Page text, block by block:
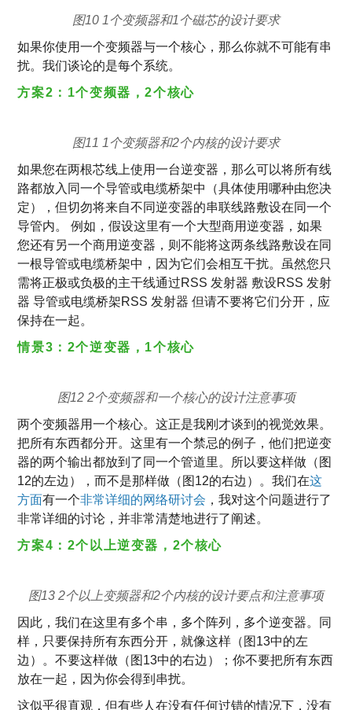
图10 1个变频器和1个磁芯的设计要求
如果你使用一个变频器与一个核心，那么你就不可能有串
扰。我们谈论的是每个系统。
方案2：1个变频器，2个核心
图11 1个变频器和2个内核的设计要求
如果您在两根芯线上使用一台逆变器，那么可以将所有线
路都放入同一个导管或电缆桥架中（具体使用哪种由您决
定），但切勿将来自不同逆变器的串联线路敷设在同一个
导管内。 例如，假设这里有一个大型商用逆变器，如果
您还有另一个商用逆变器，则不能将这两条线路敷设在同
一根导管或电缆桥架中，因为它们会相互干扰。虽然您只
需将正极或负极的主干线通过RSS 发射器 敷设RSS 发射
器 导管或电缆桥架RSS 发射器 但请不要将它们分开，应
保持在一起。
情景3：2个逆变器，1个核心
图12 2个变频器和一个核心的设计注意事项
两个变频器用一个核心。这正是我刚才谈到的视觉效果。
把所有东西都分开。这里有一个禁忌的例子，他们把逆变
器的两个输出都放到了同一个管道里。所以要这样做（图
12的左边），而不是那样做（图12的右边）。我们在这
方面有一个非常详细的网络研讨会 ，我对这个问题进行了
非常详细的讨论，并非常清楚地进行了阐述。
方案4：2个以上逆变器，2个核心
图13 2个以上变频器和2个内核的设计要点和注意事项
因此，我们在这里有多个串，多个阵列，多个逆变器。同
样，只要保持所有东西分开，就像这样（图13中的左
边）。不要这样做（图13中的右边）；你不要把所有东西
放在一起，因为你会得到串扰。
这似乎很直观，但有些人在没有任何过错的情况下，没有